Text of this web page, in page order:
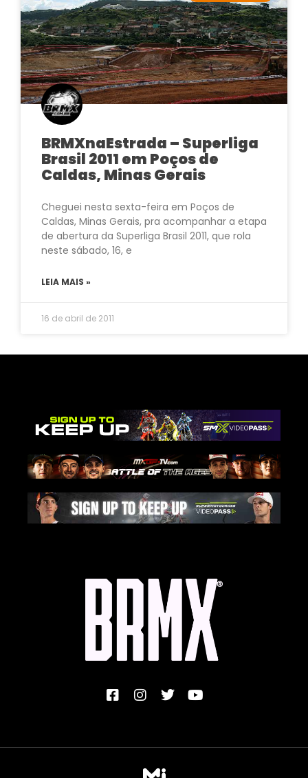
BRMXnaEstrada – Superliga
Brasil 2011 em Poços de
Caldas, Minas Gerais
Cheguei nesta sexta-feira em Poços de
Caldas, Minas Gerais, pra acompanhar a etapa
de abertura da Superliga Brasil 2011, que rola
neste sábado, 16, e
LEIA MAIS »
16 de abril de 2011